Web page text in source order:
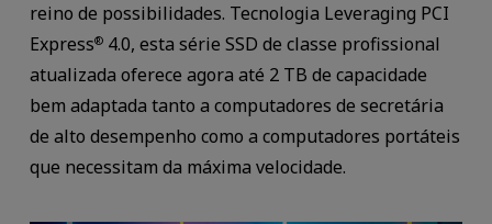
reino de possibilidades. Tecnologia Leveraging PCI
Express®4.0, esta série SSD de classe profissional
atualizada oferece agora até 2 TB de capacidade
bem adaptada tanto a computadores de secretária
de alto desempenho como a computadores portáteis
que necessitam da máxima velocidade.